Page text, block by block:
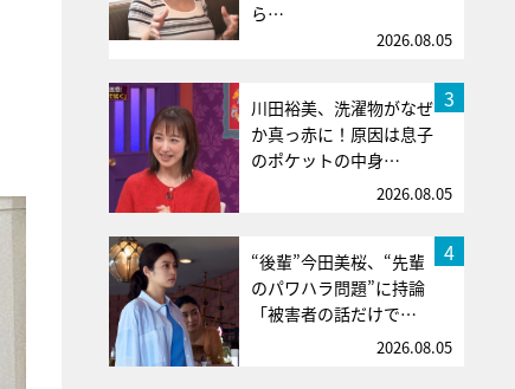
ら…
2026.08.05
3
川田裕美、洗濯物がなぜ
か真っ赤に！原因は息子
のポケットの中身…
2026.08.05
4
“後輩”今田美桜、“先輩
のパワハラ問題”に持論
「被害者の話だけで…
2026.08.05